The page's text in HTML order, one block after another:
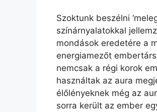
Szoktunk beszélni
színárnyalatokkal
mondások eredetére a
energiamezőt
nemcsak a régi korok
használtak az aura
élőlényeknek még az
sorra került az ember